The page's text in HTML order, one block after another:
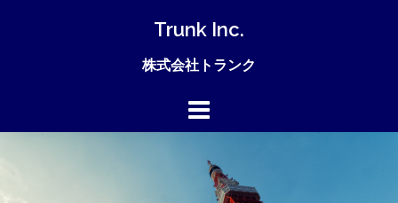
Trunk Inc.
株式会社トランク